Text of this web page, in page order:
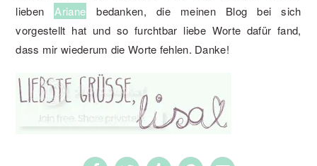
lieben Ariane bedanken, die meinen Blog bei sich
vorgestellt hat und so furchtbar liebe Worte dafür fand,
dass mir wiederum die Worte fehlen. Danke!